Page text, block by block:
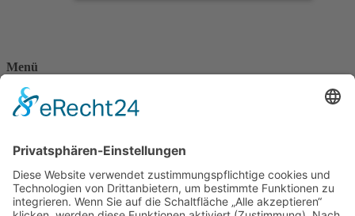
Menü
Home
Kontakt
Impressum
Anschrift